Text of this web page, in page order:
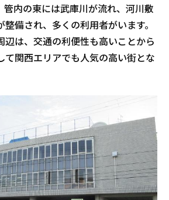
管内の東には武庫川が流れ、河川敷
備され、多くの利用者がいます。
辺は、交通の利便性も高いことから
て関西エリアでも人気の高い街とな